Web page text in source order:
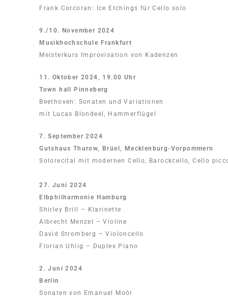
Frank Corcoran: Ice Etchings für Cello solo
9./10. November 2024
Musikhochschule Frankfurt
Meisterkurs Improvisation von Kadenzen
11. Oktober 2024, 19.00 Uhr
Town hall Pinneberg
Beethoven: Sonaten und Variationen
mit Lucas Blondeel, Hammerflügel
7. September 2024
Gutshaus Thurow, Brüel, Mecklenburg-Vorpommern
Solorecital mit modernen Cello, Barockcello, Cello
27. Juni 2024
Elbphilharmonie Hamburg
Shirley Brill – Klarinette
Albrecht Menzel – Violine
David Stromberg – Violoncello
Florian Uhlig – Duplex Piano
2. Juni 2024
Berlin
Sonaten von Emanuel Moór